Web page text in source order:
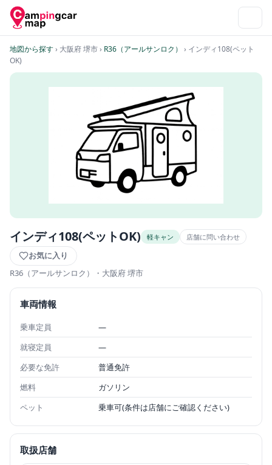
地図から探す› 大阪府 堺市› R36（アールサンロク） › インディ108(ペット
OK)
インディ108(ペットOK) 軽キャン 店舗に問い合わせ
お気に入り
R36（アールサンロク） ・大阪府 堺市
車両情報
乗車定員
—
就寝定員
—
必要な免許
普通免許
燃料
ガソリン
ペット
乗車可(条件は店舗にご確認ください)
取扱店舗